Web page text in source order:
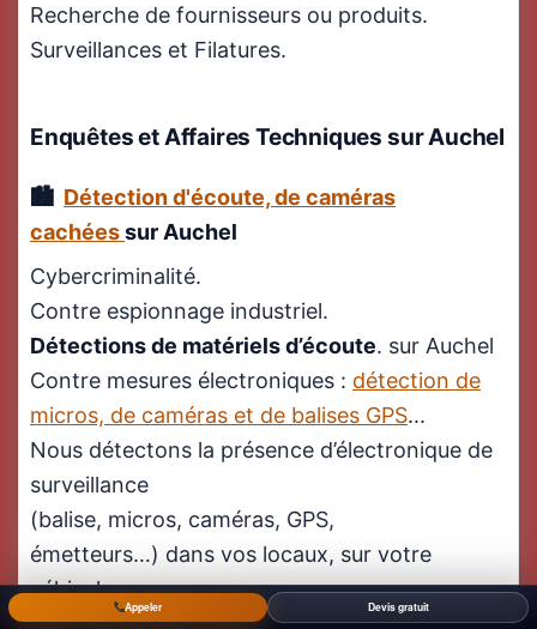
Recherche de fournisseurs ou produits.
Surveillances et Filatures.
Enquêtes et Affaires Techniques sur Auchel
Détection d'écoute, de caméras
cachéessur Auchel
Cybercriminalité.
Contre espionnage industriel.
Détections de matériels d’écoute. sur Auchel
Contre mesures électroniques : détection de
micros, de caméras et de balises GPS...
Nous détectons la présence d’électronique de
surveillance
(balise, micros, caméras, GPS,
émetteurs…) dans vos locaux, sur votre
véhicule.
Appeler Devis gratuit